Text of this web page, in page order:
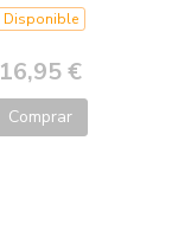
Disponible
16,95 €
Comprar